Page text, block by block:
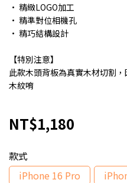
• 精緻LOGO加工
• 精準對位相機孔
• 精巧結構設計
【特別注意】
此款木頭背板為真實木材切割
木紋唷
NT$1,180
款式
iPhone 16 Pro